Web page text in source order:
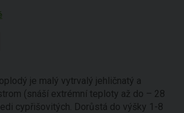
je malý vytrvalý jehličnatý a
(snáší extrémní teploty až do – 28
cypřišovitých. Dorůstá do výšky 1-8